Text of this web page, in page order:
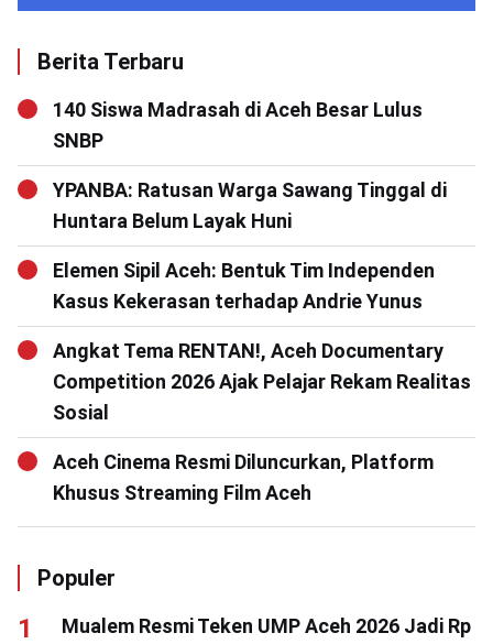
Berita Terbaru
140 Siswa Madrasah di Aceh Besar Lulus
SNBP
YPANBA: Ratusan Warga Sawang Tinggal di
Huntara Belum Layak Huni
Elemen Sipil Aceh: Bentuk Tim Independen
Kasus Kekerasan terhadap Andrie Yunus
Angkat Tema RENTAN!, Aceh Documentary
Competition 2026 Ajak Pelajar Rekam Realitas
Sosial
Aceh Cinema Resmi Diluncurkan, Platform
Khusus Streaming Film Aceh
Populer
Mualem Resmi Teken UMP Aceh 2026 Jadi Rp